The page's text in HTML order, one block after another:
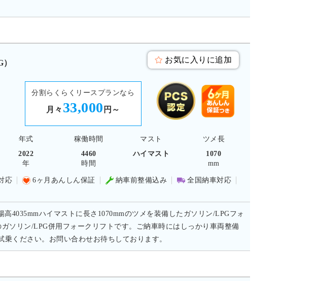
お気に入りに追加
分割らくらくリースプランなら
月々 33,000 円～
年式 稼働時間 マスト
ツメ長
2022
年
4460
時間
ハイマスト
1070
mm
応 6ヶ月あんしん保証 納車前整備込み
全国納車対応
4035mmハイマストに長さ1070mmのツメを装備したガソリン/LPGフォ
ソリン/LPG併用フォークリフトです。ご納車時にはしっかり車両整備
ください。お問い合わせお待ちしております。